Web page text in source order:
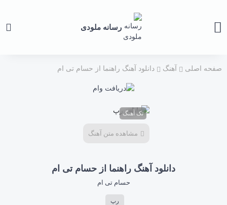
رسانه ملودی
صفحه اصلی آهنگ دانلود آهنگ راهنما از حسام تی ام
تک آهنگ
مشاهده متن آهنگ
دانلود آهنگ راهنما از حسام تی ام
حسام تی ام
رپ